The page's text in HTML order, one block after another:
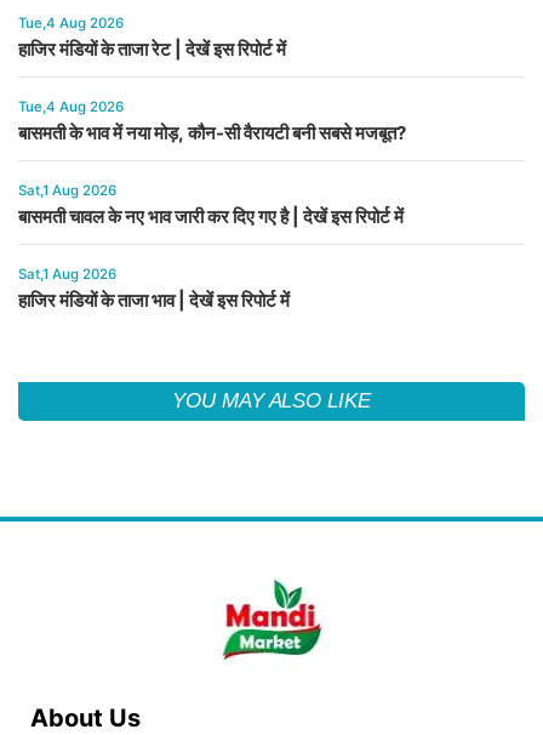
Tue,4 Aug 2026
हाजिर मंडियों के ताजा रेट | देखें इस रिपोर्ट में
Tue,4 Aug 2026
बासमती के भाव में नया मोड़, कौन-सी वैरायटी बनी सबसे मजबूत?
Sat,1 Aug 2026
बासमती चावल के नए भाव जारी कर दिए गए है | देखें इस रिपोर्ट में
Sat,1 Aug 2026
हाजिर मंडियों के ताजा भाव | देखें इस रिपोर्ट में
YOU MAY ALSO LIKE
About Us